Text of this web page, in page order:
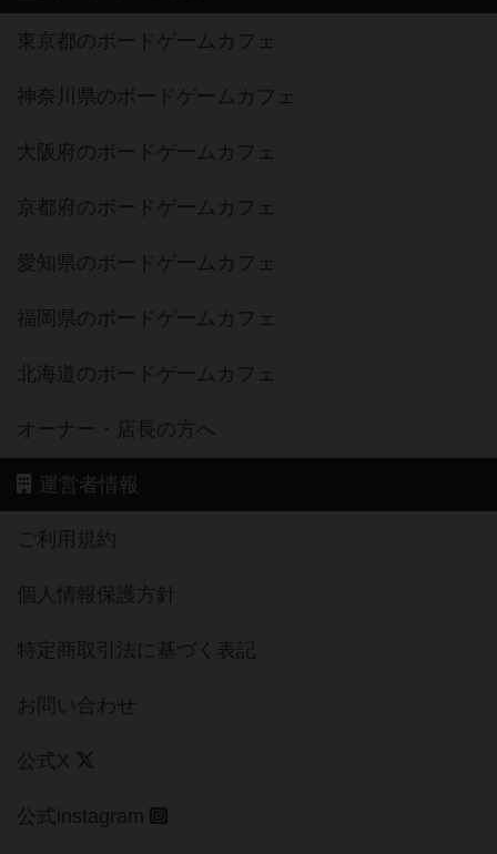
東京都のボードゲームカフェ
神奈川県のボードゲームカフェ
大阪府のボードゲームカフェ
京都府のボードゲームカフェ
愛知県のボードゲームカフェ
福岡県のボードゲームカフェ
北海道のボードゲームカフェ
オーナー・店長の方へ
運営者情報
ご利用規約
個人情報保護方針
特定商取引法に基づく表記
お問い合わせ
公式X
公式instagram